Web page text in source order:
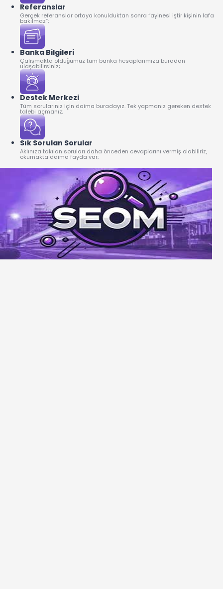
Referanslar
Gerçek referanslar ortaya konulduktan sonra “ayinesi iştir kişinin lafa
bakılmaz”;
Banka Bilgileri
Çalışmakta olduğumuz tüm banka hesaplarımıza buradan
ulaşabilirsiniz;
Destek Merkezi
Tüm sorularınız için daima buradayız. Tek yapmanız gereken destek
talebi açmanız;
Sık Sorulan Sorular
Aklınıza takılan soruları daha önceden cevaplarını vermiş olabiliriz,
okumakta daima fayda var;